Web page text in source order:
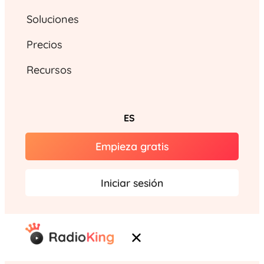
Soluciones
Precios
Recursos
ES
Empieza gratis
Iniciar sesión